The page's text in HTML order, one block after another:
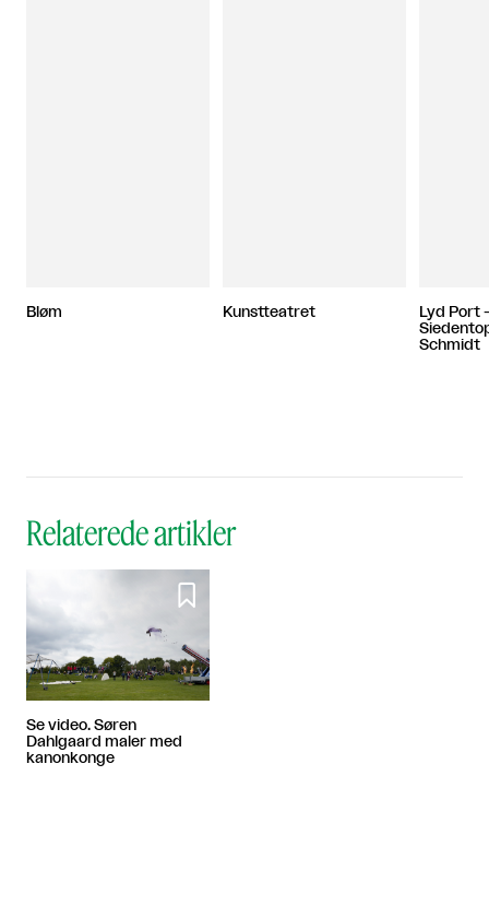
Bløm Kunstteatret
Lyd Port
Schmidt
Relaterede artikler

Se video. Søren
Dahlgaard maler med
kanonkonge